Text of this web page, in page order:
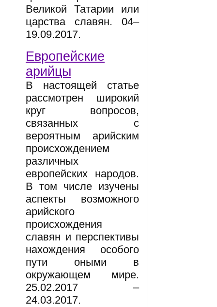
Великой Татарии или
царства славян. 04–
19.09.2017.
Европейские
арийцы
В настоящей статье
рассмотрен широкий
круг вопросов,
связанных с
вероятным арийским
происхождением
различных
европейских народов.
В том числе изучены
аспекты возможного
арийского
происхождения
славян и перспективы
нахождения особого
пути оными в
окружающем мире.
25.02.2017 –
24.03.2017.